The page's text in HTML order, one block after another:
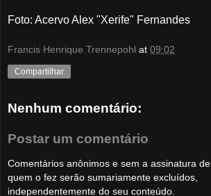
Foto: Acervo Alex "Xerife" Fernandes
Francis Henrique Trennepohl at 09:02
Compartilhar
Nenhum comentário:
Postar um comentário
Comentários anônimos e sem a assinatura de
quem o fez serão sumariamente excluídos,
independentemente do seu conteúdo.